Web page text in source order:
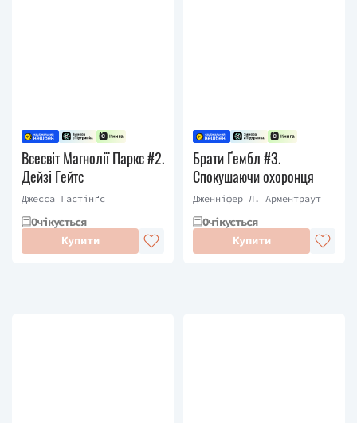
Всесвіт Магнолії Паркс #2.
Дейзі Гейтс
Джесса Гастінґс
Очікується
Купити
Брати Ґембл #3.
Спокушаючи охоронця
Дженніфер Л. Арментраут
Очікується
Купити